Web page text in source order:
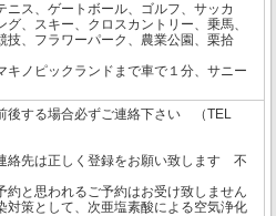
ニス、ゲートボール、ゴルフ、サッカ
、スキー、クロスカントリー、乗馬、
技、フラワーパーク、農業公園、栗拾
キノピックランドまで車で１分、サニー
後する場合必ずご連絡下さい （TEL
絡先は正しく登録をお願い致します 不
約と思われるご予約はお受け致しません
対策として、次亜塩素酸による空気浄化